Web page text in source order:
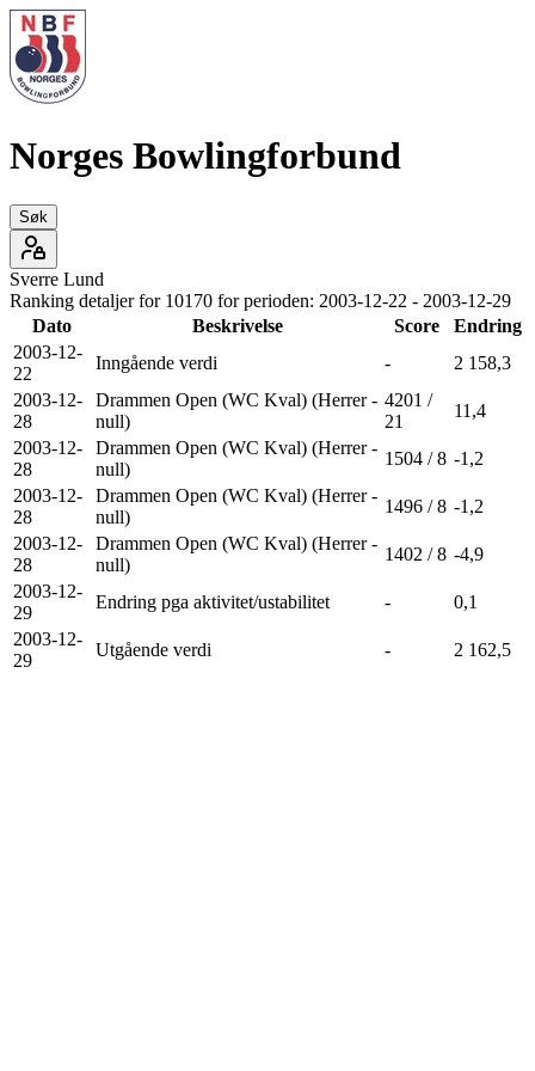
Norges Bowlingforbund
Søk
Sverre Lund
Ranking detaljer for 10170 for perioden: 2003-12-22 - 2003-12-29
Dato
Beskrivelse Score
Endring
2003-12-
22
Inngående verdi -
2 158,3
2003-12-
28
Drammen Open (WC Kval) (Herrer -
null)
4201 /
21
11,4
2003-12-
28
Drammen Open (WC Kval) (Herrer -
null)
1504 / 8 -1,2
2003-12-
28
Drammen Open (WC Kval) (Herrer -
null)
1496 / 8 -1,2
2003-12-
28
Drammen Open (WC Kval) (Herrer -
null)
1402 / 8 -4,9
2003-12-
29
Endring pga aktivitet/ustabilitet -
0,1
2003-12-
29
Utgående verdi - 2 162,5